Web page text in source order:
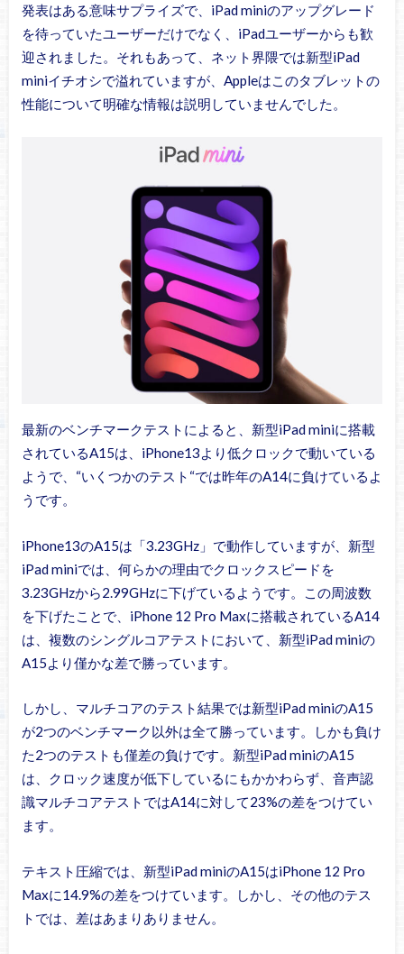
発表はある意味サプライズで、iPad miniのアップグレード
を待っていたユーザーだけでなく、iPadユーザーからも歓
迎されました。それもあって、ネット界隈では新型iPad
miniイチオシで溢れていますが、Appleはこのタブレットの
性能について明確な情報は説明していませんでした。
最新のベンチマークテストによると、新型iPad miniに搭載
されているA15は、iPhone13より低クロックで動いている
ようで、“いくつかのテスト“では昨年のA14に負けているよ
うです。
iPhone13のA15は「3.23GHz」で動作していますが、新型
iPad miniでは、何らかの理由でクロックスピードを
3.23GHzから2.99GHzに下げているようです。この周波数
を下げたことで、iPhone 12 Pro Maxに搭載されているA14
は、複数のシングルコアテストにおいて、新型iPad miniの
A15より僅かな差で勝っています。
しかし、マルチコアのテスト結果では新型iPad miniのA15
が2つのベンチマーク以外は全て勝っています。しかも負け
た2つのテストも僅差の負けです。新型iPad miniのA15
は、クロック速度が低下しているにもかかわらず、音声認
識マルチコアテストではA14に対して23%の差をつけてい
ます。
テキスト圧縮では、新型iPad miniのA15はiPhone 12 Pro
Maxに14.9%の差をつけています。しかし、その他のテス
トでは、差はあまりありません。